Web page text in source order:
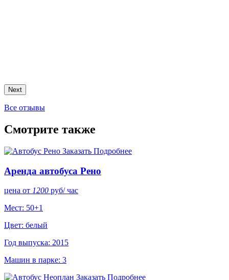
Next
Все отзывы
Смотрите также
Заказать Подробнее
Аренда автобуса Рено
цена от 1200 руб/ час
Мест: 50+1
Цвет: белый
Год выпуска: 2015
Машин в парке: 3
Заказать Подробнее